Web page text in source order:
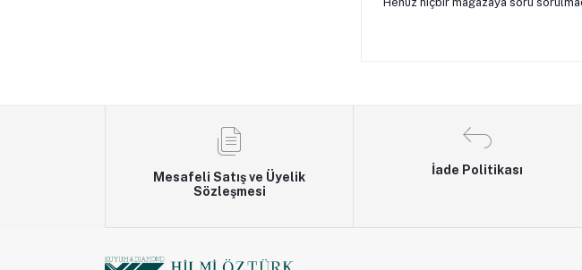
Mesafeli Satış ve Üyelik
Sözleşmesi
İade Politikası